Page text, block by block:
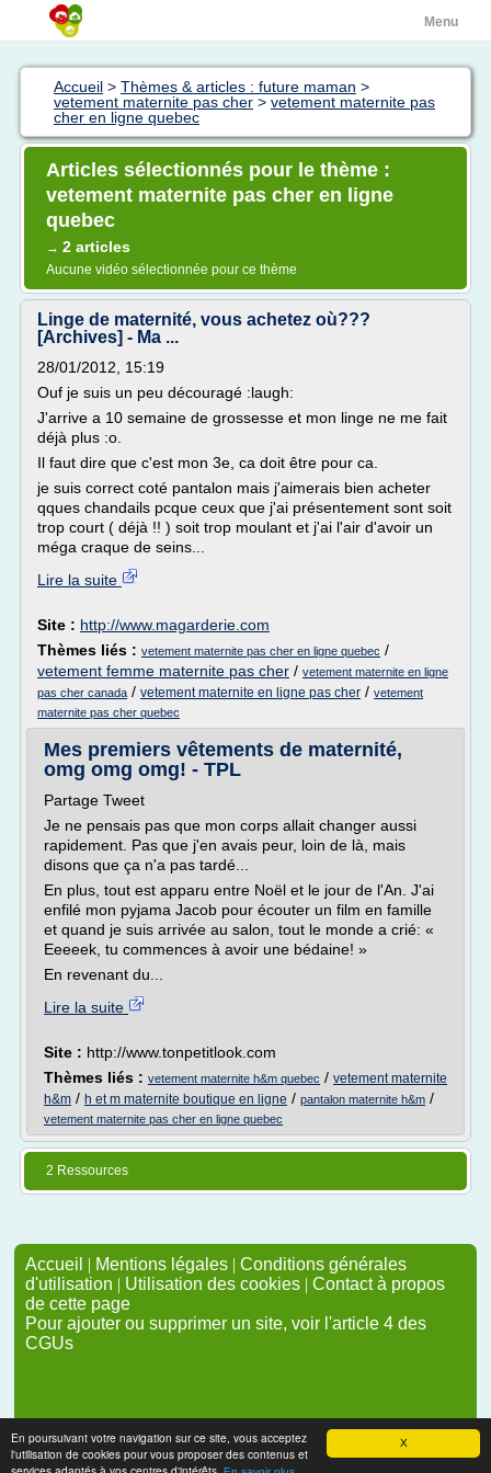
X
En poursuivant votre navigation sur ce site, vous acceptez
l'utilisation de cookies pour vous proposer des contenus et
Menu
Accueil > Thèmes & articles : future maman >
vetement maternite pas cher > vetement maternite pas
cher en ligne quebec
Articles sélectionnés pour le thème :
vetement maternite pas cher en ligne
quebec
→ 2 articles
Aucune vidéo sélectionnée pour ce thème
Linge de maternité, vous achetez où???
[Archives] - Ma ...
28/01/2012, 15:19
Ouf je suis un peu découragé :laugh:
J'arrive a 10 semaine de grossesse et mon linge ne me fait
déjà plus :o.
Il faut dire que c'est mon 3e, ca doit être pour ca.
je suis correct coté pantalon mais j'aimerais bien acheter
qques chandails pcque ceux que j'ai présentement sont soit
trop court ( déjà !! ) soit trop moulant et j'ai l'air d'avoir un
méga craque de seins...
Lire la suite
Site : http://www.magarderie.com
Thèmes liés : vetement maternite pas cher en ligne quebec /
vetement femme maternite pas cher / vetement maternite en ligne
pas cher canada / vetement maternite en ligne pas cher / vetement
maternite pas cher quebec
Mes premiers vêtements de maternité,
omg omg omg! - TPL
Partage Tweet
Je ne pensais pas que mon corps allait changer aussi
rapidement. Pas que j'en avais peur, loin de là, mais
disons que ça n'a pas tardé...
En plus, tout est apparu entre Noël et le jour de l'An. J'ai
enfilé mon pyjama Jacob pour écouter un film en famille
et quand je suis arrivée au salon, tout le monde a crié: «
Eeeeek, tu commences à avoir une bédaine! »
En revenant du...
Lire la suite
Site : http://www.tonpetitlook.com
Thèmes liés : vetement maternite h&m quebec / vetement maternite
h&m / h et m maternite boutique en ligne / pantalon maternite h&m /
vetement maternite pas cher en ligne quebec
2 Ressources
Accueil | Mentions légales | Conditions générales
d'utilisation | Utilisation des cookies | Contact à propos
de cette page
Pour ajouter ou supprimer un site, voir l'article 4 des
CGUs